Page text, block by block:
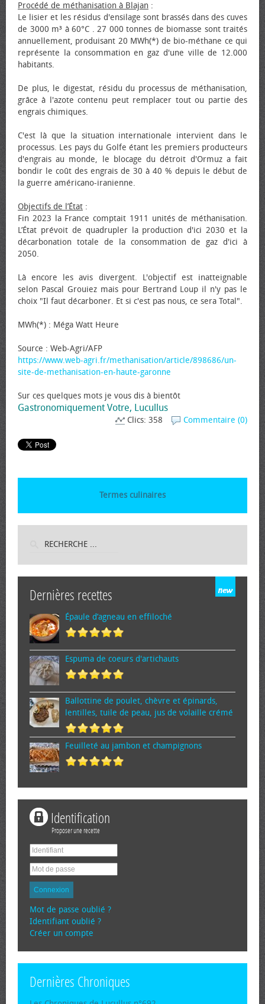
Procédé de méthanisation à Blajan :
Le lisier et les résidus d'ensilage sont brassés dans des cuves
de 3000 m³ à 60°C . 27 000 tonnes de biomasse sont traités
annuellement, produisant 20 MWh(*) de bio-méthane ce qui
représente la consommation en gaz d'une ville de 12.000
habitants.
De plus, le digestat, résidu du processus de méthanisation,
grâce à l'azote contenu peut remplacer tout ou partie des
engrais chimiques.
C'est là que la situation internationale intervient dans le
processus. Les pays du Golfe étant les premiers producteurs
d'engrais au monde, le blocage du détroit d'Ormuz a fait
bondir le coût des engrais de 30 à 40 % depuis le début de
la guerre américano-iranienne.
Objectifs de l’État :
Fin 2023 la France comptait 1911 unités de méthanisation.
L’État prévoit de quadrupler la production d'ici 2030 et la
décarbonation totale de la consommation de gaz d'ici à
2050.
Là encore les avis divergent. L'objectif est inatteignable
selon Pascal Grouiez mais pour Bertrand Loup il n'y pas le
choix "Il faut décarboner. Et si c'est pas nous, ce sera Total".
MWh(*) : Méga Watt Heure
Source : Web-Agri/AFP
https://www.web-agri.fr/methanisation/article/898686/un-
site-de-methanisation-en-haute-garonne
Sur ces quelques mots je vous dis à bientôt
Gastronomiquement Votre, Lucullus
Commentaire (0)
Clics: 358
Termes culinaires
Dernières recettes
Épaule d’agneau en effiloché
Espuma de cœurs d'artichauts
Ballottine de poulet, chèvre et épinards,
lentilles, tuile de peau, jus de volaille crémé
Feuilleté au jambon et champignons
Identification
Proposer une recette
Connexion
Mot de passe oublié ?
Identifiant oublié ?
Créer un compte
Dernières Chroniques